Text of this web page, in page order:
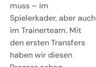
muss – im
Spielerkader, aber auch
im Trainerteam. Mit
den ersten Transfers
haben wir diesen